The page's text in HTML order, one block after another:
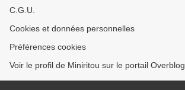
C.G.U.
Cookies et données personnelles
Préférences cookies
Voir le profil de Miniritou sur le portail Overblog